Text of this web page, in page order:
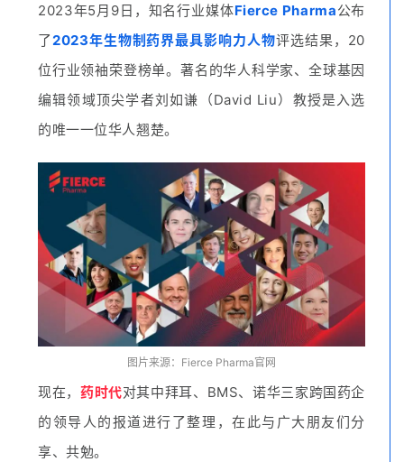
2023年5月9日，知名行业媒体Fierce Pharma公布
了2023年生物制药界最具影响力人物评选结果，20
位行业领袖荣登榜单。著名的华人科学家、全球基因
编辑领域顶尖学者刘如谦（David Liu）教授是入选
的唯一一位华人翘楚。
图片来源： Fierce Pharma官网
现在， 药时代对其中拜耳、BMS、诺华三家跨国药企
的领导人的报道进行了整理，在此与广大朋友们分
享、共勉。